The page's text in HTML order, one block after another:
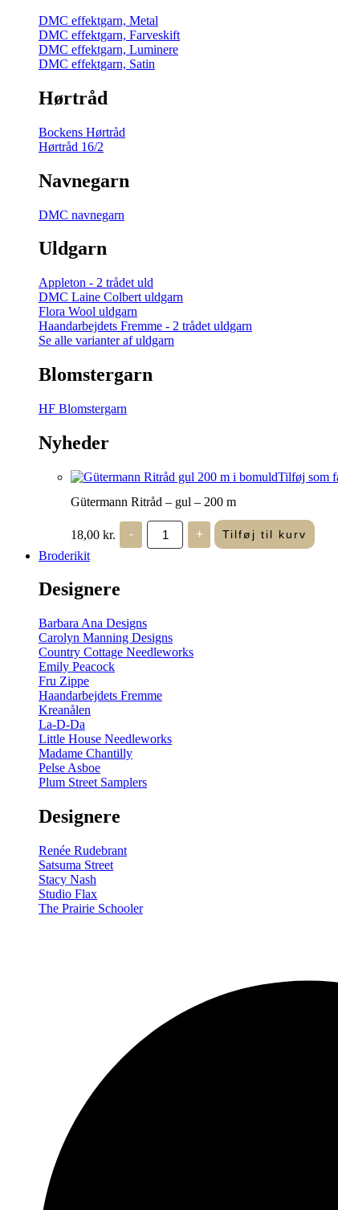
DMC effektgarn, Metal
DMC effektgarn, Farveskift
DMC effektgarn, Luminere
DMC effektgarn, Satin
Hørtråd
Bockens Hørtråd
Hørtråd 16/2
Navnegarn
DMC navnegarn
Uldgarn
Appleton - 2 trådet uld
DMC Laine Colbert uldgarn
Flora Wool uldgarn
Haandarbejdets Fremme - 2 trådet uldgarn
Se alle varianter af uldgarn
Blomstergarn
HF Blomstergarn
Nyheder
Tilføj som
Gütermann Ritråd – gul – 200 m
18,00 kr. -
Gütermann
Ritråd
-
+ Tilføj til kurv
Broderikit
Designere
Barbara Ana Designs
Carolyn Manning Designs
Country Cottage Needleworks
Emily Peacock
Fru Zippe
Haandarbejdets Fremme
Kreanålen
La-D-Da
Little House Needleworks
Madame Chantilly
Pelse Asboe
Plum Street Samplers
Designere
Renée Rudebrant
Satsuma Street
Stacy Nash
Studio Flax
The Prairie Schooler